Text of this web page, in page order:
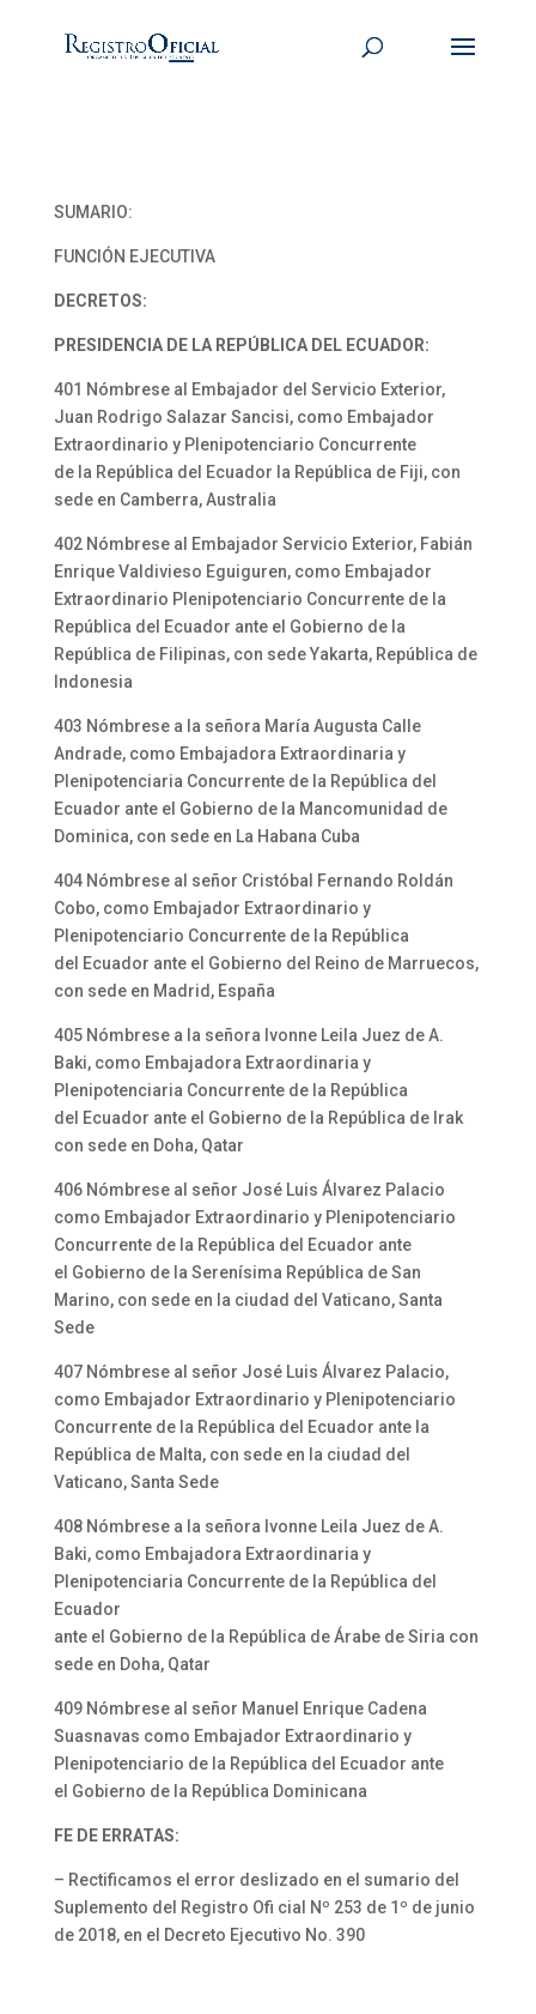
SUMARIO:
FUNCIÓN EJECUTIVA
DECRETOS:
PRESIDENCIA DE LA REPÚBLICA DEL ECUADOR:
401 Nómbrese al Embajador del Servicio Exterior,
Juan Rodrigo Salazar Sancisi, como Embajador
Extraordinario y Plenipotenciario Concurrente
de la República del Ecuador la República de Fiji, con
sede en Camberra, Australia
402 Nómbrese al Embajador Servicio Exterior, Fabián
Enrique Valdivieso Eguiguren, como Embajador
Extraordinario Plenipotenciario Concurrente de la
República del Ecuador ante el Gobierno de la
República de Filipinas, con sede Yakarta, República de
Indonesia
403 Nómbrese a la señora María Augusta Calle
Andrade, como Embajadora Extraordinaria y
Plenipotenciaria Concurrente de la República del
Ecuador ante el Gobierno de la Mancomunidad de
Dominica, con sede en La Habana Cuba
404 Nómbrese al señor Cristóbal Fernando Roldán
Cobo, como Embajador Extraordinario y
Plenipotenciario Concurrente de la República
del Ecuador ante el Gobierno del Reino de Marruecos,
con sede en Madrid, España
405 Nómbrese a la señora Ivonne Leila Juez de A.
Baki, como Embajadora Extraordinaria y
Plenipotenciaria Concurrente de la República
del Ecuador ante el Gobierno de la República de Irak
con sede en Doha, Qatar
406 Nómbrese al señor José Luis Álvarez Palacio
como Embajador Extraordinario y Plenipotenciario
Concurrente de la República del Ecuador ante
el Gobierno de la Serenísima República de San
Marino, con sede en la ciudad del Vaticano, Santa
Sede
407 Nómbrese al señor José Luis Álvarez Palacio,
como Embajador Extraordinario y Plenipotenciario
Concurrente de la República del Ecuador ante la
República de Malta, con sede en la ciudad del
Vaticano, Santa Sede
408 Nómbrese a la señora Ivonne Leila Juez de A.
Baki, como Embajadora Extraordinaria y
Plenipotenciaria Concurrente de la República del
Ecuador
ante el Gobierno de la República de Árabe de Siria con
sede en Doha, Qatar
409 Nómbrese al señor Manuel Enrique Cadena
Suasnavas como Embajador Extraordinario y
Plenipotenciario de la República del Ecuador ante
el Gobierno de la República Dominicana
FE DE ERRATAS:
– Rectificamos el error deslizado en el sumario del
Suplemento del Registro Ofi cial Nº 253 de 1º de junio
de 2018, en el Decreto Ejecutivo No. 390